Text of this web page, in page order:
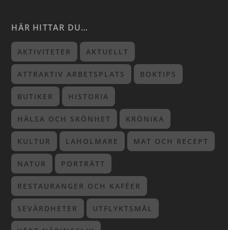
HÄR HITTAR DU…
AKTIVITETER AKTUELLT
ATTRAKTIV ARBETSPLATS BOKTIPS
BUTIKER HISTORIA
HÄLSA OCH SKÖNHET KRÖNIKA
KULTUR LAHOLMARE MAT OCH RECEPT
NATUR PORTRÄTT
RESTAURANGER OCH KAFÉER
SEVÄRDHETER UTFLYKTSMÅL